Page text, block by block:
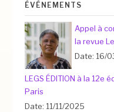
ÉVÉNEMENTS
Appel à
la revue
Date: 16/
LEGS ÉDITION à la 12e
Paris
Date: 11/11/2025